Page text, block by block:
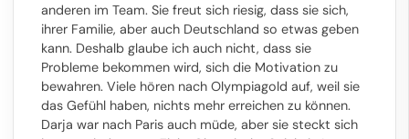
anderen im Team. Sie freut sich riesig, dass sie sich,
ihrer Familie, aber auch Deutschland so etwas geben
kann. Deshalb glaube ich auch nicht, dass sie
Probleme bekommen wird, sich die Motivation zu
bewahren. Viele hören nach Olympiagold auf, weil sie
das Gefühl haben, nichts mehr erreichen zu können.
Darja war nach Paris auch müde, aber sie steckt sich